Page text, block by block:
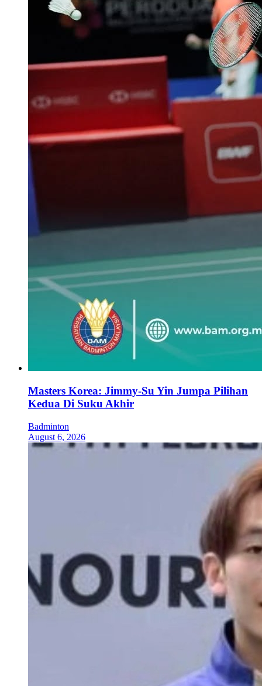
Masters Korea: Jimmy-Su Yin Jumpa Pilihan
Kedua Di Suku Akhir
Badminton
August 6, 2026